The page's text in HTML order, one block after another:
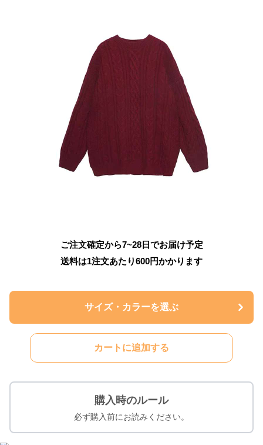
ご注文確定から7~28日でお届け予定
送料は1注文あたり600円かかります
サイズ・カラーを選ぶ
カートに追加する
購入時のルール
必ず購入前にお読みください。